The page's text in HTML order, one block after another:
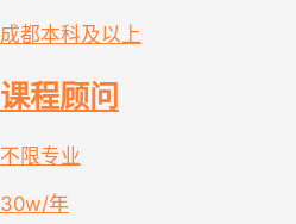
成都本科及以上
课程顾问
不限专业
30w/年